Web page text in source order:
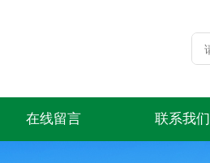
在线留言 联系我们